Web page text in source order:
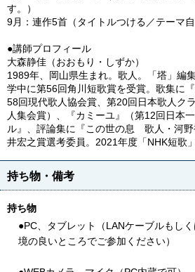
す。）
9月：連作5首（タイトルつける／テーマ自
●講師プロフィール
大森静佳（おおもり・しずか）
1989年、岡山県生まれ。歌人。「塔」編
学中に第56回角川短歌賞を受賞。歌集に
58回現代歌人協会賞、第20回日本歌人ク
人集会賞）、『カミーユ』（第12回日本
ル』、評論集に『この世の息 歌人・河
井宏之賞選考委員。2021年度「NHK短歌」
持ち物・備考
持ち物
●PC、タブレット（LANケーブルもし
境の良いところでご参加ください）